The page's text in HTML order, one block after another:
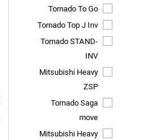
Tornado To Go
Tornado Top J Inv
Tornado STAND-
INV
Mitsubishi Heavy
ZSP
Tornado Saga
move
Mitsubishi Heavy